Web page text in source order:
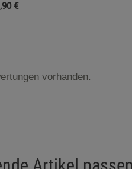
€
vorhanden.